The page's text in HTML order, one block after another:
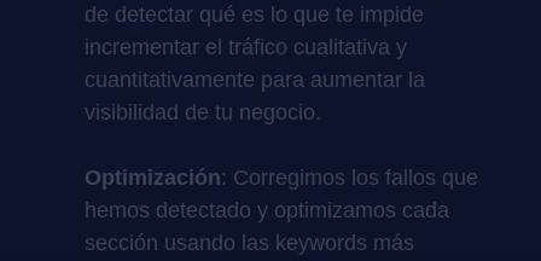
de detectar qué es lo que te impide
incrementar el tráfico cualitativa y
cuantitativamente para aumentar la
visibilidad de tu negocio.
Optimización: Corregimos los fallos que
hemos detectado y optimizamos cada
sección usando las keywords más